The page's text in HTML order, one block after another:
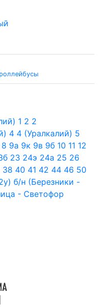
1 2 2
4 4 (Уралкалий) 5
8 9а 9к 9в 9б 10 11 12
23 24э 24а 25 26
38 40 41 42 44 46 50
б/н (Березники -
- Светофор